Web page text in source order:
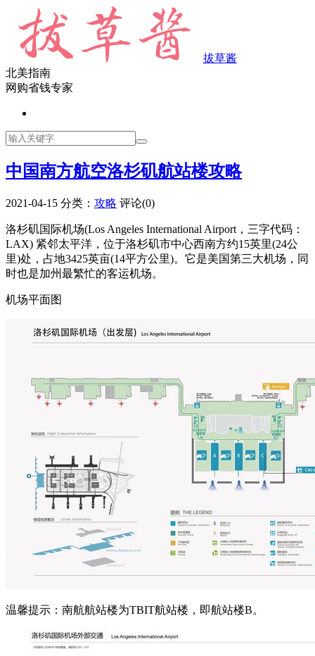
拔草酱
北美指南
网购省钱专家
中国南方航空洛杉矶航站楼攻略
2021-04-15 分类： 攻略 评论(0)
洛杉矶国际机场(Los Angeles International Airport，三字代码：
LAX) 紧邻太平洋，位于洛杉矶市中心西南方约15英里(24公
里)处，占地3425英亩(14平方公里)。它是美国第三大机场，同
时也是加州最繁忙的客运机场。
机场平面图
温馨提示：南航航站楼为TBIT航站楼，即航站楼B。